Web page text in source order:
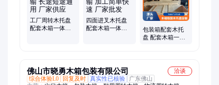
工厂周转木托盘
配套木箱一体化
四面进叉木托盘
配套木箱一体化
包装箱配套木托
盘 配套木箱一体
佛山市晓勇木箱包装有限公司
洽谈
综合体验L0
回复及时 真实性已核验
广东佛山